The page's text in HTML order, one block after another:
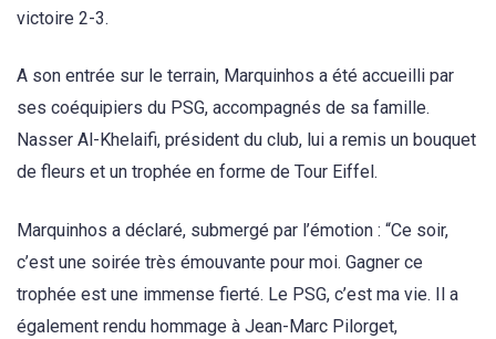
victoire 2-3.
A son entrée sur le terrain, Marquinhos a été accueilli par
ses coéquipiers du PSG, accompagnés de sa famille.
Nasser Al-Khelaifi, président du club, lui a remis un bouquet
de fleurs et un trophée en forme de Tour Eiffel.
Marquinhos a déclaré, submergé par l’émotion : “Ce soir,
c’est une soirée très émouvante pour moi. Gagner ce
trophée est une immense fierté. Le PSG, c’est ma vie. Il a
également rendu hommage à Jean-Marc Pilorget,